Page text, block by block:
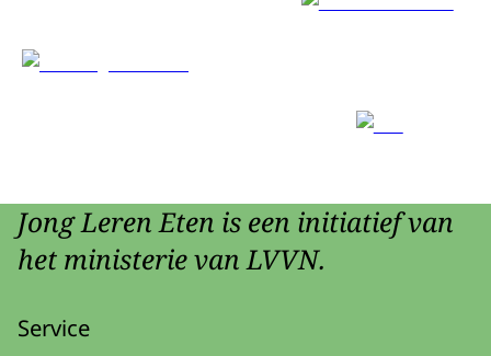
Jong Leren Eten is een initiatief van
het ministerie van LVVN.
Service